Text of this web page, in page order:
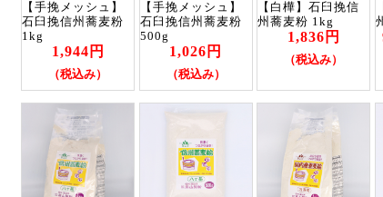
【手挽メッシュ】
石臼挽信州蕎麦粉
1kg
1,944円
（税込み）
【手挽メッシュ】
石臼挽信州蕎麦粉
500g
1,026円
（税込み）
【白樺】石臼挽信
州蕎麦粉 1kg
1,836円
（税込み）